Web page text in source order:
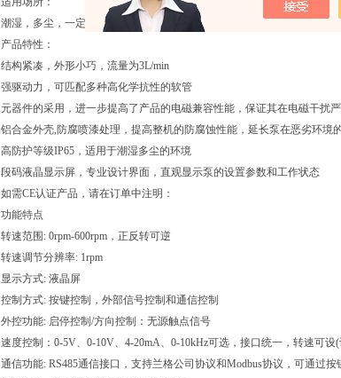
潮湿，多尘，一定的酸碱腐蚀，强电磁干扰等工业生产环境
产品特性：
结构紧凑，外形小巧，流量为3L/min
强驱动力，可匹配多种高化学抗性的软管
元器件的采用，进一步提高了产品的电磁兼容性能，保证其在电磁干扰
铝合金外壳,防腐喷漆处理，提高整机的防腐蚀性能，延长泵在恶劣环境
高防护等级IP65，适用于潮湿多尘的环境
段码液晶显示屏，专业设计界面，直观显示泵的设置参数和工作状态
如需CE认证产品，请在订单中注明：
功能特点
转速范围: 0rpm-600rpm，正反转可逆
转速调节分辨率: 1rpm
显示方式: 液晶屏
控制方式: 按键控制，外部信号控制和通信控制
外控功能: 启停控制/方向控制：无源触点信号
速度控制：0-5V、0-10V、4-20mA、0-10kHz可选，接口统一，转速可设(
通信功能: RS485通信接口，支持兰格公司协议和Modbus协议，可通过